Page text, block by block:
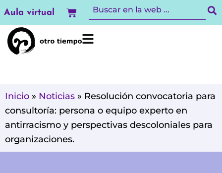
al
contenido
Aula virtual Carrito
Inicio » Noticias » Resolución convocatoria para
consultoría: persona o equipo experto en
antirracismo y perspectivas descoloniales para
organizaciones.